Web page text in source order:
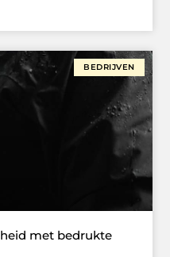
BEDRIJVEN
met bedrukte